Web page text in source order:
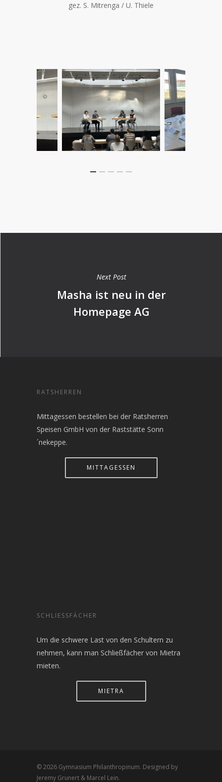
gez. S. Mitrenga / U. Thiele
Next Post
Masha ist neu in der
Homepage AG
RATSHERREN
Mittagessen bestellen bei der Ratsherren
Speisen GmbH von der Raststätte Sonn
´nekeppe.
MITTAGESSEN
SCHLIESSFÄCHER
Um die schwere Last von den Schultern zu
nehmen, kann man Schließfächer von Mietra
mieten.
MIETRA
© 2026 Gymnasium Philanthropinum. Designed by
Jeremy Grunert & Marcel Lein.